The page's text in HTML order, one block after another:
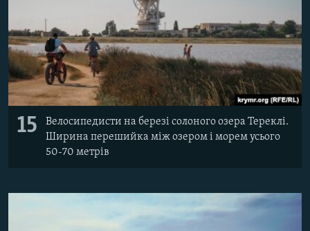
15
Велосипедисти на березі солоного озера Тереклі.
Ширина перешийка між озером і морем усього
50-70 метрів